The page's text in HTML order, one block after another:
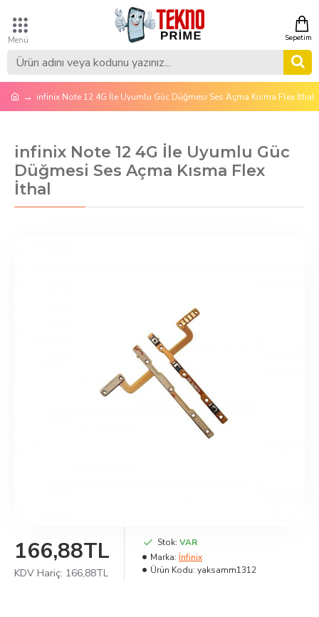
infinix Note 12 4G İle Uyumlu Güc Düğmesi Ses Açma Kısma Flex İthal
infinix Note 12 4G İle Uyumlu Güc
Düğmesi Ses Açma Kısma Flex
İthal
166,88TL
KDV Hariç: 166,88TL
Stok: VAR
Marka: İnfinix
Ürün Kodu: yaksamm1312